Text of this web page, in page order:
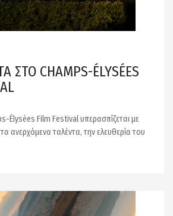
ΣΤΟ CHAMPS-ÉLYSÉES
Élysées Film Festival υπερασπίζεται με
ανερχόμενα ταλέντα, την ελευθερία του